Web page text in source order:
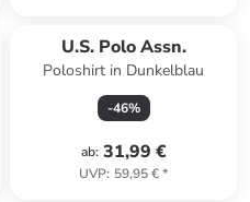
U.S. Polo Assn.
Poloshirt in Dunkelblau
-46%
ab: 31,99 €
UVP: 59,95 €*